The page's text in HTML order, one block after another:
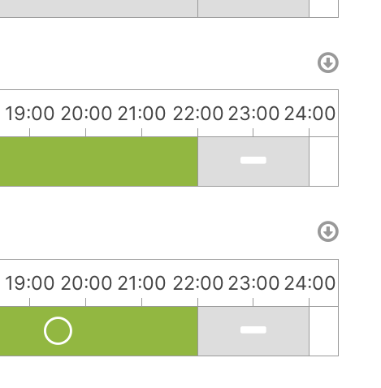
19:00 20:00 21:00 22:00 23:00 24:00
19:00 20:00 21:00 22:00 23:00 24:00